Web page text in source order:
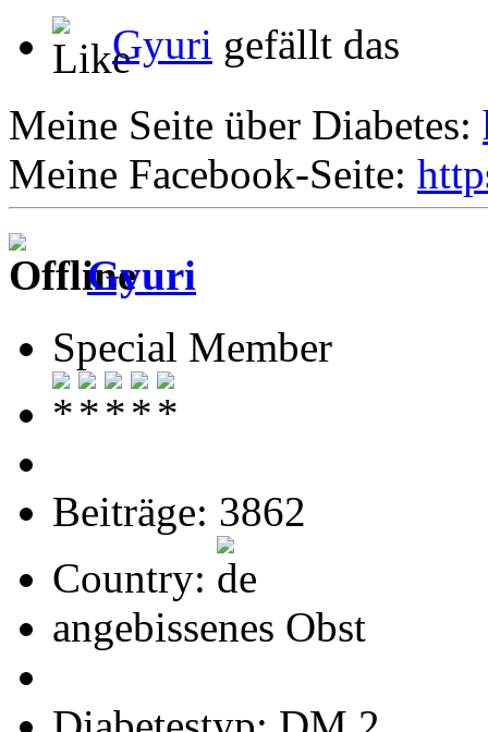
Gyuri gefällt das
Meine Seite über Diabetes:
Meine Facebook-Seite:
Gyuri
Special Member
Beiträge: 3862
Country:
angebissenes Obst